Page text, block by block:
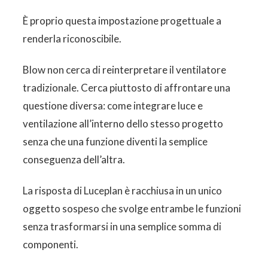
È proprio questa impostazione progettuale a
renderla riconoscibile.
Blow non cerca di reinterpretare il ventilatore
tradizionale. Cerca piuttosto di affrontare una
questione diversa: come integrare luce e
ventilazione all’interno dello stesso progetto
senza che una funzione diventi la semplice
conseguenza dell’altra.
La risposta di Luceplan è racchiusa in un unico
oggetto sospeso che svolge entrambe le funzioni
senza trasformarsi in una semplice somma di
componenti.